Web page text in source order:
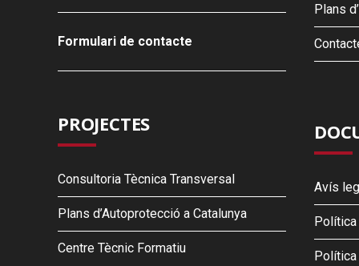
Formulari de contacte
PROJECTES
Consultoria Tècnica Transversal
Plans d’Autoprotecció a Catalunya
Centre Tècnic Formatiu
Plans
Avís